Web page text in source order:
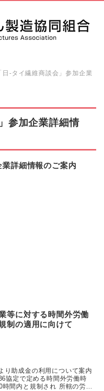
日-タイ繊維商談会」参加企業
参加企業詳細情
業詳細情報のご案内
等に対する時間外労働
制の適用に向けて
協定で定める時間外労働時
間内と規制され 所轄の労働